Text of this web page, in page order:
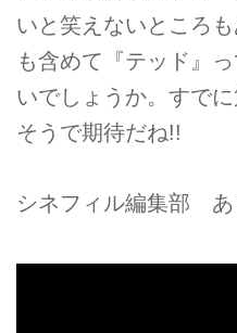
いと笑えないところ
も含めて『テッド』
いでしょうか。すで
そうで期待だね!!
シネフィル編集部 あ